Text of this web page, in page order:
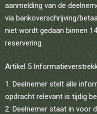
aanmelding van de
via bankoverschrijving/
niet wordt gedaan binnen
reservering.
Artikel 5
Deelnemer stelt alle
opdracht relevant is tijdig
Deelnemer staat in voor